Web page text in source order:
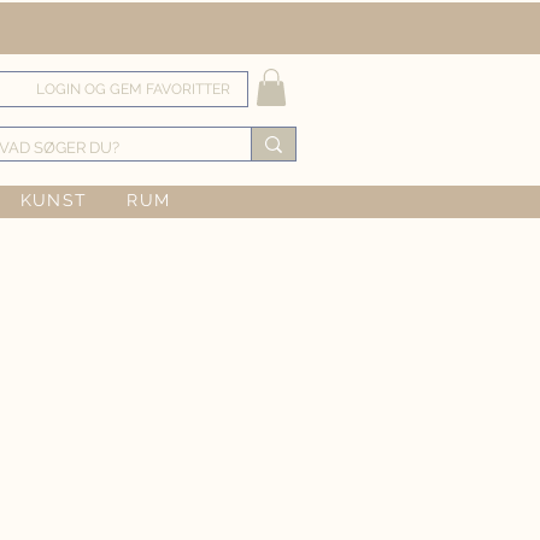
LOGIN OG GEM FAVORITTER
KUNST RUM